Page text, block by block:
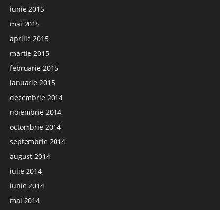
iunie 2015
mai 2015
aprilie 2015
martie 2015
februarie 2015
ianuarie 2015
decembrie 2014
noiembrie 2014
octombrie 2014
septembrie 2014
august 2014
iulie 2014
iunie 2014
mai 2014